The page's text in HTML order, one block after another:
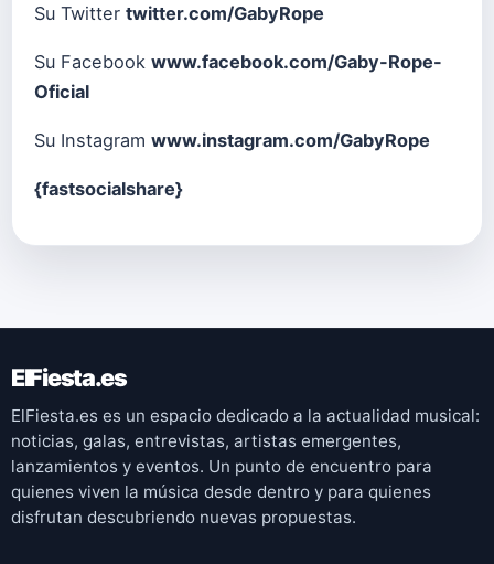
Su Twitter twitter.com/GabyRope
Su Facebook www.facebook.com/Gaby-Rope-
Oficial
Su Instagram www.instagram.com/GabyRope
{fastsocialshare}
ElFiesta.es
ElFiesta.es es un espacio dedicado a la actualidad musical:
noticias, galas, entrevistas, artistas emergentes,
lanzamientos y eventos. Un punto de encuentro para
quienes viven la música desde dentro y para quienes
disfrutan descubriendo nuevas propuestas.